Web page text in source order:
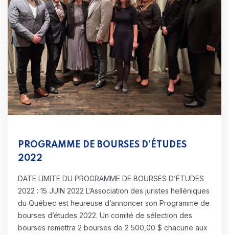
PROGRAMME DE BOURSES D’ÉTUDES
2022
DATE LIMITE DU PROGRAMME DE BOURSES D’ÉTUDES
2022 : 15 JUIN 2022 L’Association des juristes helléniques
du Québec est heureuse d’annoncer son Programme de
bourses d’études 2022. Un comité de sélection des
bourses remettra 2 bourses de 2 500,00 $ chacune aux